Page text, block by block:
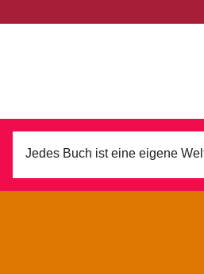
Jedes Buch ist eine eigene